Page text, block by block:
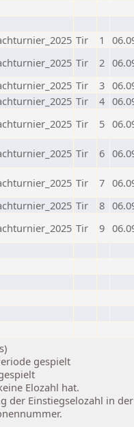
Tir 1
Tir 2
Tir 3
Tir 4
Tir 5
Tir 6
Tir 7
Tir 8
Tir 9
gespielt
Elozahl hat.
der Einstiegselozahl in